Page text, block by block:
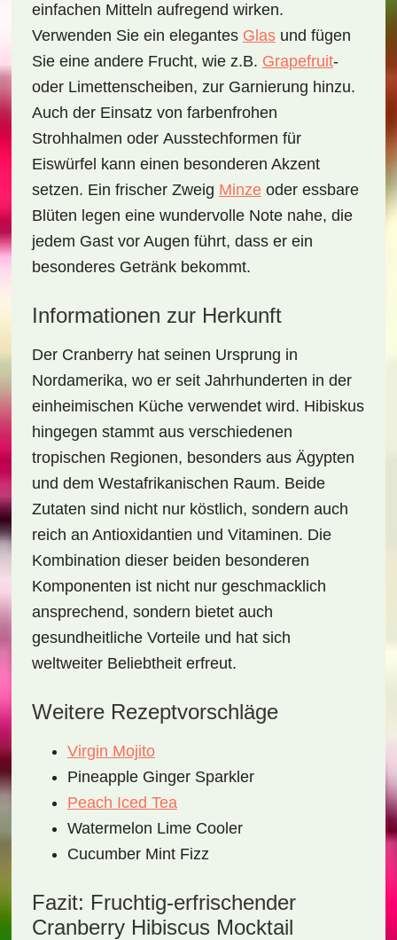
einfachen Mitteln aufregend wirken.
Verwenden Sie ein elegantes Glasund fügen
Sie eine andere Frucht, wie z.B. Grapefruit-
oder Limettenscheiben, zur Garnierung hinzu.
Auch der Einsatz von farbenfrohen
Strohhalmen oder Ausstechformen für
Eiswürfel kann einen besonderen Akzent
setzen. Ein frischer Zweig Minzeoder essbare
Blüten legen eine wundervolle Note nahe, die
jedem Gast vor Augen führt, dass er ein
besonderes Getränk bekommt.
Informationen zur Herkunft
Der Cranberryhat seinen Ursprung in
Nordamerika, wo er seit Jahrhunderten in der
einheimischen Küche verwendet wird. Hibiskus
hingegen stammt aus verschiedenen
tropischen Regionen, besonders aus Ägypten
und dem Westafrikanischen Raum. Beide
Zutaten sind nicht nur köstlich, sondern auch
reich an Antioxidantien und Vitaminen. Die
Kombination dieser beiden besonderen
Komponenten ist nicht nur geschmacklich
ansprechend, sondern bietet auch
gesundheitliche Vorteile und hat sich
weltweiter Beliebtheit erfreut.
Weitere Rezeptvorschläge
Virgin Mojito
Pineapple Ginger Sparkler
Peach Iced Tea
Watermelon Lime Cooler
Cucumber Mint Fizz
Fazit: Fruchtig-erfrischender
Cranberry Hibiscus Mocktail